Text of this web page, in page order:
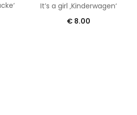
It’s a girl ‚Kinderwagen‘
€8.00